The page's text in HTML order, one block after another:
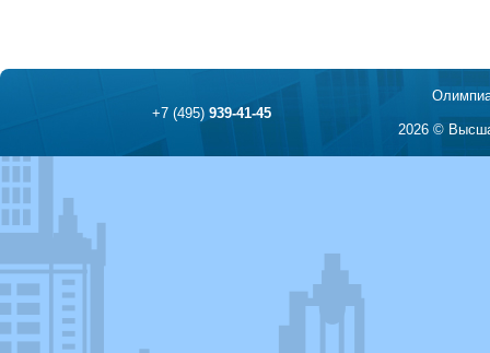
+7 (495)939-41-45
2026 ©